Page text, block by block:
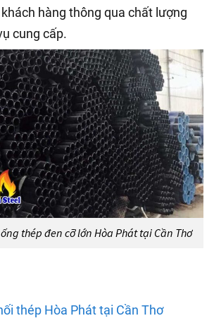
hàng thông qua chất lượng
cung cấp.
thép đen cỡ lớn Hòa Phát tại Cần Thơ
thép Hòa Phát tại Cần Thơ